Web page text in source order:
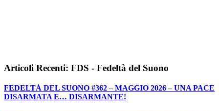
Articoli Recenti: FDS - Fedeltà del Suono
FEDELTÀ DEL SUONO #362 – MAGGIO 2026 – UNA PACE
DISARMATA E… DISARMANTE!